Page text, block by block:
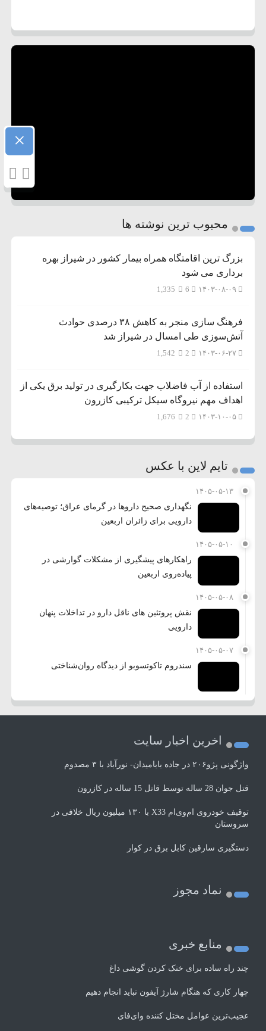
محبوب ترین نوشته ها
بزرگ ترین اقامتگاه همراه بیمار کشور در شیراز بهره
برداری می شود
۱۴۰۳-۰۸-۰۹ 1,335
فرهنگ سازی منجر به کاهش ۳۸ درصدی حوادث
آتش‌سوزی طی امسال در شیراز شد
۱۴۰۳-۰۶-۲۷ 1,542
استفاده از آب فاضلاب جهت بکارگیری در تولید برق یکی از
اهداف مهم نیروگاه سیکل ترکیبی کازرون
۱۴۰۳-۱۰-۰۵ 1,676
تایم لاین با عکس
۱۴۰۵-۰۵-۱۳
نگهداری صحیح داروها در گرمای عراق؛ توصیه‌های
دارویی برای زائران اربعین
۱۴۰۵-۰۵-۱۰
راهکارهای پیشگیری از مشکلات گوارشی در
پیاده‌روی اربعین
۱۴۰۵-۰۵-۰۸
نقش پروتئین های ناقل دارو در تداخلات پنهان
دارویی
۱۴۰۵-۰۵-۰۷
سندروم تاکوتسوبو از دیدگاه روان‌شناختی
×
اخرین اخبار سایت
واژگونی پژو۲۰۶ در جاده بابامیدان- نورآباد با ۳ مصدوم
قتل جوان 28 ساله توسط قاتل 15 ساله در کازرون
توقیف خودروی ام‌وی‌ام X33 با ۱۳۰ میلیون ریال خلافی در
سروستان
دستگیری سارقین کابل برق در کوار
نماد مجوز
منابع خبری
چند راه‌ ساده برای خنک کردن گوشی داغ
چهار کاری که هنگام شارژ آیفون نباید انجام دهیم
عجیب‌ترین عوامل مختل کننده وای‌فای